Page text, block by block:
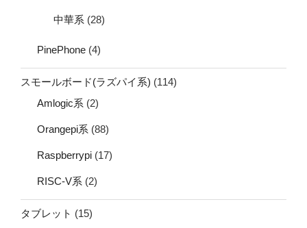
中華系 (28)
PinePhone (4)
スモールボード(ラズパイ系) (114)
Amlogic系 (2)
Orangepi系 (88)
Raspberrypi (17)
RISC-V系 (2)
タブレット (15)